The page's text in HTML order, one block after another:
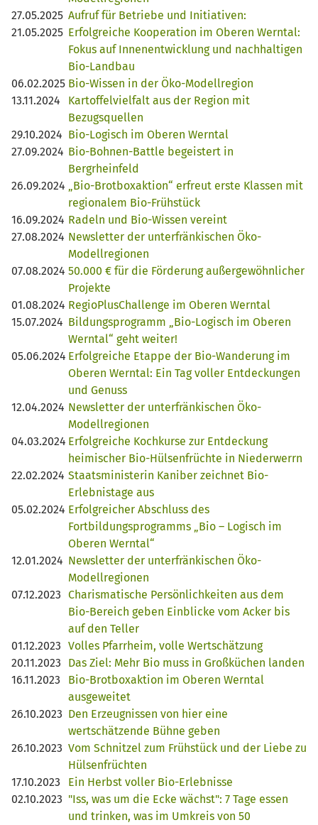
27.05.2025 Aufruf für Betriebe und Initiativen:
21.05.2025 Erfolgreiche Kooperation im Oberen Werntal:
Fokus auf Innenentwicklung und nachhaltigen
Bio-Landbau
06.02.2025 Bio-Wissen in der Öko-Modellregion
13.11.2024
Kartoffelvielfalt aus der Region mit
Bezugsquellen
29.10.2024 Bio-Logisch im Oberen Werntal
27.09.2024 Bio-Bohnen-Battle begeistert in
Bergrheinfeld
26.09.2024 „Bio-Brotboxaktion“ erfreut erste Klassen mit
regionalem Bio-Frühstück
16.09.2024 Radeln und Bio-Wissen vereint
27.08.2024 Newsletter der unterfränkischen Öko-
Modellregionen
07.08.2024 50.000 € für die Förderung außergewöhnlicher
Projekte
01.08.2024 RegioPlusChallenge im Oberen Werntal
15.07.2024 Bildungsprogramm „Bio-Logisch im Oberen
Werntal“ geht weiter!
05.06.2024 Erfolgreiche Etappe der Bio-Wanderung im
Oberen Werntal: Ein Tag voller Entdeckungen
und Genuss
12.04.2024 Newsletter der unterfränkischen Öko-
Modellregionen
04.03.2024 Erfolgreiche Kochkurse zur Entdeckung
heimischer Bio-Hülsenfrüchte in Niederwerrn
22.02.2024 Staatsministerin Kaniber zeichnet Bio-
Erlebnistage aus
05.02.2024 Erfolgreicher Abschluss des
Fortbildungsprogramms „Bio – Logisch im
Oberen Werntal“
12.01.2024 Newsletter der unterfränkischen Öko-
Modellregionen
07.12.2023 Charismatische Persönlichkeiten aus dem
Bio-Bereich geben Einblicke vom Acker bis
auf den Teller
01.12.2023 Volles Pfarrheim, volle Wertschätzung
20.11.2023
Das Ziel: Mehr Bio muss in Großküchen landen
16.11.2023
Bio-Brotboxaktion im Oberen Werntal
ausgeweitet
26.10.2023 Den Erzeugnissen von hier eine
wertschätzende Bühne geben
26.10.2023 Vom Schnitzel zum Frühstück und der Liebe zu
Hülsenfrüchten
17.10.2023
Ein Herbst voller Bio-Erlebnisse
02.10.2023 "Iss, was um die Ecke wächst": 7 Tage essen
und trinken, was im Umkreis von 50